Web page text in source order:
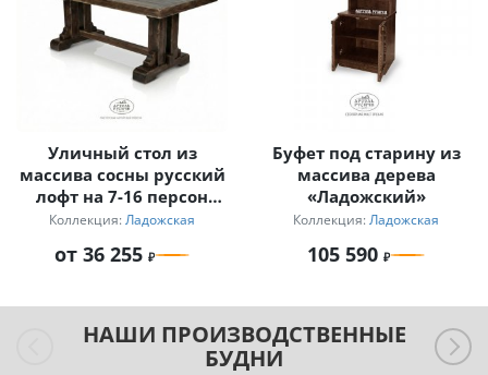
Уличный стол из
массива сосны русский
лофт на 7-16 персон
Ладожский
Коллекция: Ладожская
от 36 255
Буфет под старину из
массива дерева
«Ладожский»
Коллекция: Ладожская
105 590
НАШИ ПРОИЗВОДСТВЕННЫЕ
БУДНИ